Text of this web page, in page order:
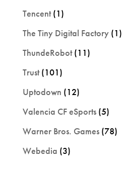
Tencent(1)
The Tiny Digital Factory(1)
ThundeRobot(11)
Trust(101)
Uptodown (12)
Valencia CF eSports(5)
Warner Bros. Games(78)
Webedia (3)